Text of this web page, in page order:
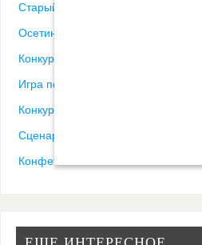
Старый новый год сценарий для
Осетинские стихи на новый год
Конкурс музыкальная шляпа на
Игра пожелания на новый год
Конкурс шляпа мыслей на новый
Сценарий на новый год для
Конфеты с пожеланиями на новый